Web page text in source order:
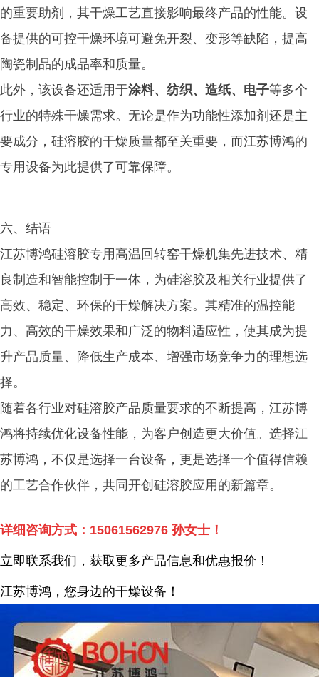
的重要助剂，其干燥工艺直接影响最终产品的性能。设
备提供的可控干燥环境可避免开裂、变形等缺陷，提高
陶瓷制品的成品率和质量。
此外，该设备还适用于涂料、纺织、造纸、电子等多个
行业的特殊干燥需求。无论是作为功能性添加剂还是主
要成分，硅溶胶的干燥质量都至关重要，而江苏博鸿的
专用设备为此提供了可靠保障。
六、结语
江苏博鸿硅溶胶专用高温回转窑干燥机集先进技术、精
良制造和智能控制于一体，为硅溶胶及相关行业提供了
高效、稳定、环保的干燥解决方案。其精准的温控能
力、高效的干燥效果和广泛的物料适应性，使其成为提
升产品质量、降低生产成本、增强市场竞争力的理想选
择。
随着各行业对硅溶胶产品质量要求的不断提高，江苏博
鸿将持续优化设备性能，为客户创造更大价值。选择江
苏博鸿，不仅是选择一台设备，更是选择一个值得信赖
的工艺合作伙伴，共同开创硅溶胶应用的新篇章。
详细咨询方式： 15061562976 孙女士！
立即联系我们，获取更多产品信息和优惠报价！
江苏博鸿，您身边的干燥设备 ！